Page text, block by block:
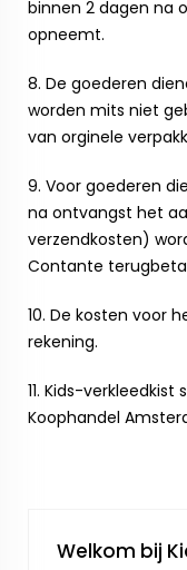
binnen 2 dagen na
opneemt.
8. De goederen
worden mits niet
van orginele
9. Voor goederen
na ontvangst het
verzendkosten)
Contante
10. De kosten voor
rekening.
11. Kids-
Koophandel
Welkom bij